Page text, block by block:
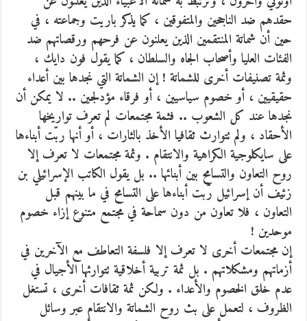
حقدهم ضد الناجحين والمتفوقين ، كما يذكر باريت وجماعته ، في
حين أن شماتة المنتقمين الذين يعلنون عن فرحهم ورقصاتهم ضد
الفئات العليا وأصحاب الجاه والسلطان ، كما يقول فون دايك ،
وثمة تصنيفات أخرى للشماتة ! إن الشماتة التي نجدها بين أعداء
حقيقيين ، أو خصوم سياسيين ، أو فرقاء مؤدلجين .. لا يمكن أن
نجدها عند كل الشعوب .. فثمة مجتمعات لم تعرف تواريخها
الأحقاد ، ولم تتوارث ثقافيا الأخذ بالثارات ، أو أنها ربّت أبناءها
على سايكلوجية الكراهية والانتقام . وثمة مجتمعات لا تعرف إلا
روح التعاون والتسامح بين أبنائها .. بل يقول الكاتب الإسرائيلي بن
زئيف أن إسرائيل رّبت أبناءها على التسامح في ما بينهم قبل
التعاون ، فلا تعاون من دون سماحة في مجتمع متنوع إزاء خصوم
موحدين !
إن مجتمعات أخرى لا تعرف إلا فلسفة التعاطف مع الآخرين في
أزماتهم ومشكلاتهم . بل ثمة تربية أخلاقية تتوارثها الأجيال في
عدم خلق الخصوم والأعداء . ولكن ثمة ثقافات أخرى ، تستغل
الظروف ، لتعمل على بث روح الشماتة والانتقام عبر وسائل